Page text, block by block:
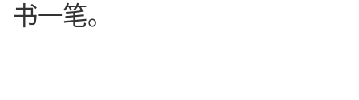
书一笔。